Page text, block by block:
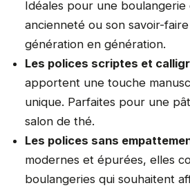
Idéales pour une boulangerie
ancienneté ou son savoir-
génération en génération.
Les polices scriptes et
apportent une touche
unique. Parfaites pour une
salon de thé.
Les polices sans
modernes et épurées, elles
boulangeries qui souhaitent